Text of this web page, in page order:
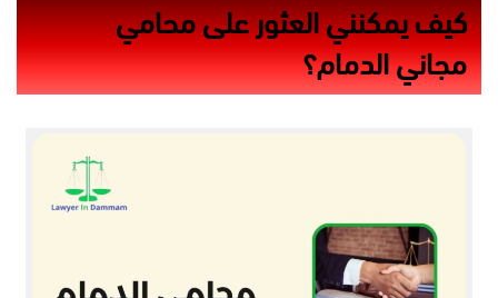
كيف يمكنني العثور على محامي
مجاني الدمام؟